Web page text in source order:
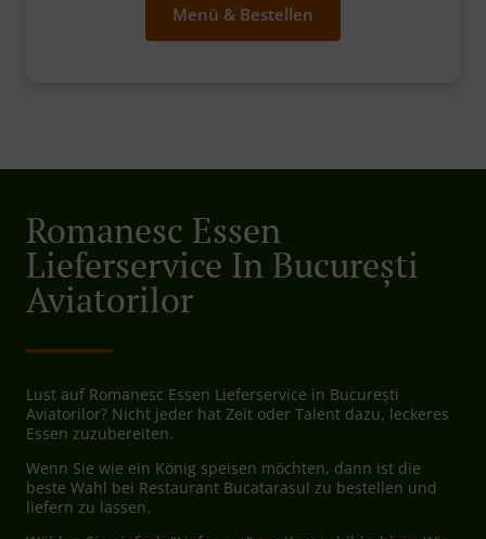
Menü & Bestellen
Romanesc Essen
Lieferservice In București
Aviatorilor
Lust auf Romanesc Essen Lieferservice in București
Aviatorilor? Nicht jeder hat Zeit oder Talent dazu, leckeres
Essen zuzubereiten.
Wenn Sie wie ein König speisen möchten, dann ist die
beste Wahl bei Restaurant Bucatarasul zu bestellen und
liefern zu lassen.